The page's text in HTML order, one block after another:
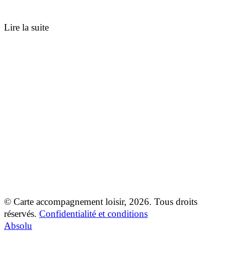
Lire la suite
© Carte accompagnement loisir, 2026. Tous droits
réservés. Confidentialité et conditions
Absolu